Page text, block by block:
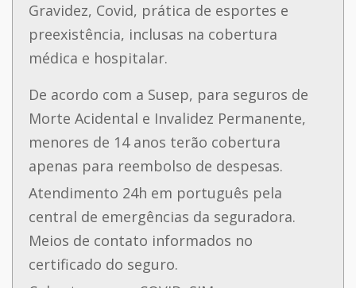
Gravidez, Covid, prática de esportes e
preexistência, inclusas na cobertura
médica e hospitalar.
De acordo com a Susep, para seguros de
Morte Acidental e Invalidez Permanente,
menores de 14 anos terão cobertura
apenas para reembolso de despesas.
Atendimento 24h em português pela
central de emergências da seguradora.
Meios de contato informados no
certificado do seguro.